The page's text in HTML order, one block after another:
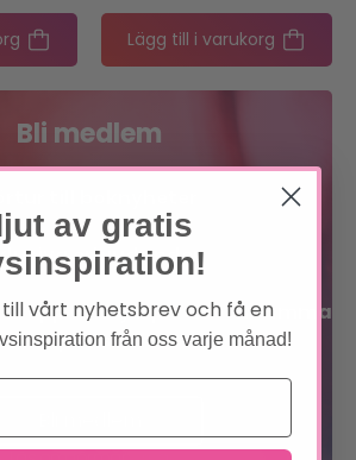
Lägg till i varukorg
Bli medlem
erbjudanden
och själ på en och samma
plats!
av gratis
vårt nyhetsbrev och få en
från oss varje månad!